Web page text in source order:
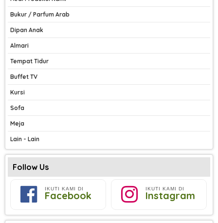
Bukur / Parfum Arab
Dipan Anak
Almari
Tempat Tidur
Buffet TV
Kursi
Sofa
Meja
Lain - Lain
Follow Us
IKUTI KAMI DI
Facebook
IKUTI KAMI DI
Instagram